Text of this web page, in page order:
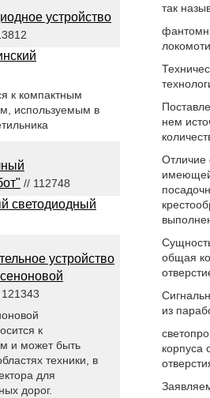
так
нем
Отличие
имеющей
общая
из
корпуса
устройство
к компактным
используемым в
// 112748
светодиодный
устройство
к
и может быть
техники, в
для
дорог.